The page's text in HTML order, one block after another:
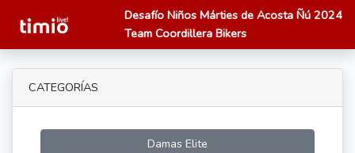
Desafío Niños Márties de Acosta Ñú 2024
Team Coordillera Bikers
CATEGORÍAS
Damas Elite